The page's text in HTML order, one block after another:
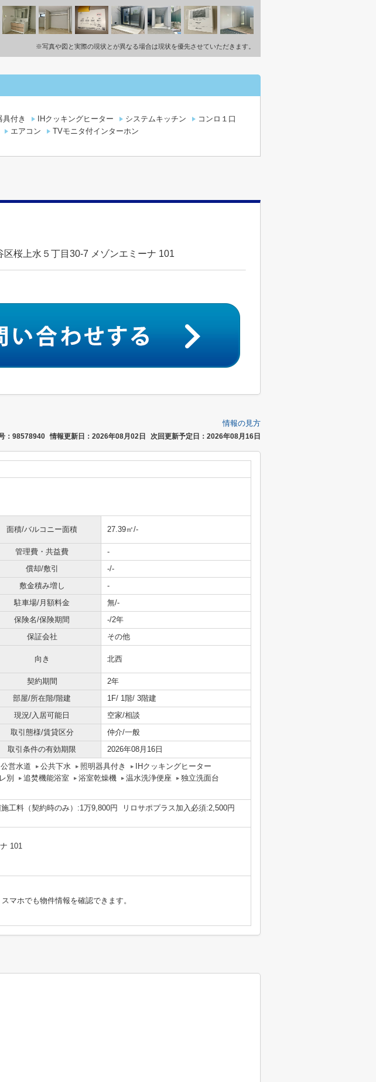
※写真や図と実際の現状とが異なる場合は現状を優先させていただきます。
具付き IHクッキングヒーター システムキッチン
コンロ１口
エアコン TVモニタ付インターホン
区桜上水５丁目30-7 メゾンエミーナ 101
情報の見方
：98578940 情報更新日：2026年08月02日 次回更新予定日：2026年08月16日
面積/バルコニー面積 27.39㎡/-
管理費・共益費
-
償却/敷引
-/-
敷金積み増し
-
駐車場/月額料金
無/-
保険名/保険期間
-/2年
保証会社 その他
向き 北西
契約期間
2年
部屋/所在階/階建
1F/ 1階/ 3階建
現況/入居可能日
空家/相談
取引態様/賃貸区分
仲介/一般
取引条件の有効期限 2026年08月16日
公営水道 公共下水 照明器具付き
IHクッキングヒーター
別 追焚機能浴室 浴室乾燥機 温水洗浄便座
独立洗面台
工料（契約時のみ）:1万9,800円 リロサポプラス加入必須:2,500円
101
マホでも物件情報を確認できます。